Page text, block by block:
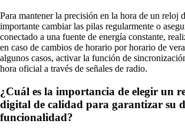
Para mantener la precisión en la hora de un reloj
importante cambiar las pilas regularmente o
conectado a una fuente de energía constante,
en caso de cambios de horario por horario de
algunos casos, activar la función de
hora oficial a través de señales de radio.
¿Cuál es la importancia de elegir un
digital de calidad para garantizar su
funcionalidad?